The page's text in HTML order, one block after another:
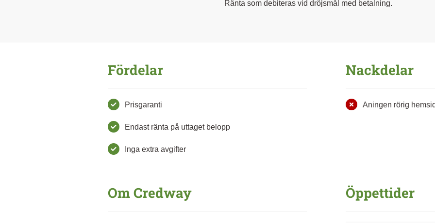
Ränta som debiteras vid dröjsmål med betalning.
Fördelar
Prisgaranti
Endast ränta på uttaget belopp
Inga extra avgifter
Nackdelar
Aningen rörig
Om Credway Öppettider